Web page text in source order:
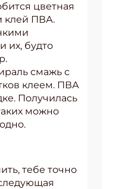
цветная
клей ПВА.
их, будто
смажь с
клеем. ПВА
Получилась
можно
тебе точно